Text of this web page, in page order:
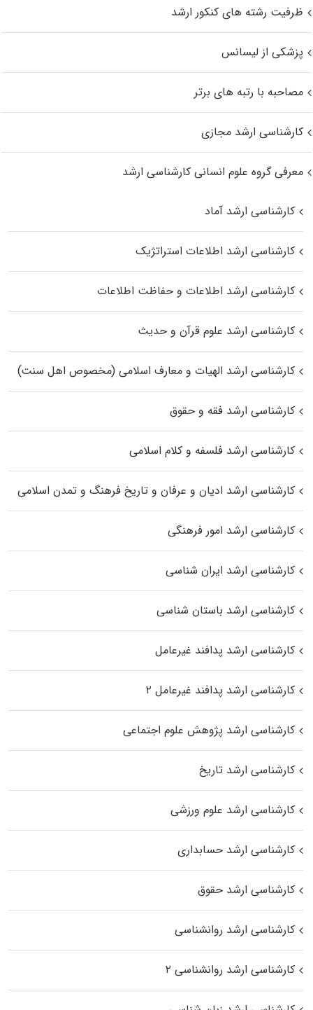
ظرفیت رشته های کنکور ارشد
پزشکی از لیسانس
مصاحبه با رتبه های برتر
کارشناسی ارشد مجازی
معرفی گروه علوم انسانی کارشناسی ارشد
کارشناسی ارشد آماد
کارشناسی ارشد اطلاعات استراتژیک
کارشناسی ارشد اطلاعات و حفاظت اطلاعات
کارشناسی ارشد علوم قرآن و حدیث
کارشناسی ارشد الهیات و معارف اسلامی (مخصوص اهل سنت)
کارشناسی ارشد فقه و حقوق
کارشناسی ارشد فلسفه و کلام اسلامی
کارشناسی ارشد ادیان و عرفان و تاریخ فرهنگ و تمدن اسلامی
کارشناسی ارشد امور فرهنگی
کارشناسی ارشد ایران شناسی
کارشناسی ارشد باستان شناسی
کارشناسی ارشد پدافند غیرعامل
کارشناسی ارشد پدافند غیرعامل ۲
کارشناسی ارشد پژوهش علوم اجتماعی
کارشناسی ارشد تاریخ
کارشناسی ارشد علوم ورزشی
کارشناسی ارشد حسابداری
کارشناسی ارشد حقوق
کارشناسی ارشد روانشناسی
کارشناسی ارشد روانشناسی ۲